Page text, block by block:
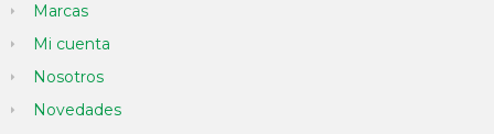
Marcas
Mi cuenta
Nosotros
Novedades